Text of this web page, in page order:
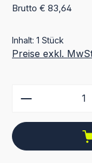
Brutto € 83,64
Inhalt: 1 Stück
Preise exkl.
Produkt